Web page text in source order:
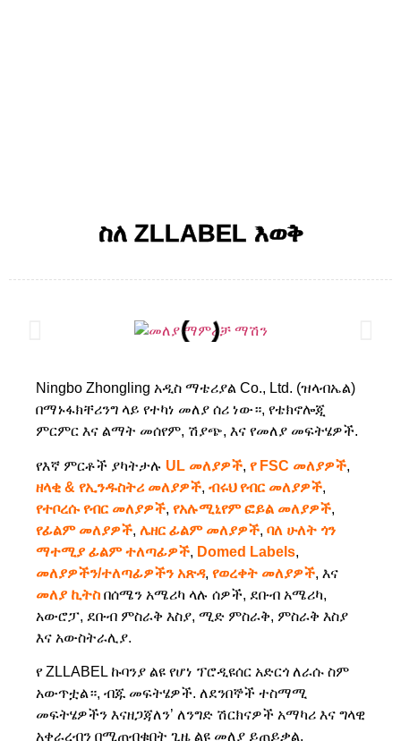
ስለ ZLLABEL እወቅ
Ningbo Zhongling አዲስ ማቴሪያል Co., Ltd. (ዝላብኤል)
በማኑፋክቸሪንግ ላይ የተካነ መለያ ሰሪ ነው።, የቴክኖሎጂ
ምርምር እና ልማት መሰየም, ሽያጭ, እና የመለያ መፍትሄዎች.
የእኛ ምርቶች ያካትታሉ UL መለያዎች, የ FSC መለያዎች,
ዘላቂ & የኢንዱስትሪ መለያዎች, ብሩህ የብር መለያዎች,
የተቦረሱ የብር መለያዎች, የአሉሚኒየም ፎይል መለያዎች,
የፊልም መለያዎች, ሌዘር ፊልም መለያዎች, ባለ ሁለት ጎን
ማተሚያ ፊልም ተለጣፊዎች, Domed Labels,
መለያዎችን/ተለጣፊዎችን አጽዳ, የወረቀት መለያዎች, እና
መለያ ኪትስ በሰሜን አሜሪካ ላሉ ሰዎች, ደቡብ አሜሪካ,
አውሮፓ, ደቡብ ምስራቅ እስያ, ሚድ ምስራቅ, ምስራቅ እስያ
እና አውስትራሊያ.
የ ZLLABEL ኩባንያ ልዩ የሆነ ፕሮዲዩሰር አድርጎ ለራሱ ስም
አውጥቷል።, ብጁ መፍትሄዎች. ለደንበኞች ተስማሚ
መፍትሄዎችን እናዘጋጃለን’ ለንግድ ሽርክናዎች አማካሪ እና ግላዊ
አቀራረብን በሚጠብቁበት ጊዜ ልዩ መለያ ይጠይቃል.